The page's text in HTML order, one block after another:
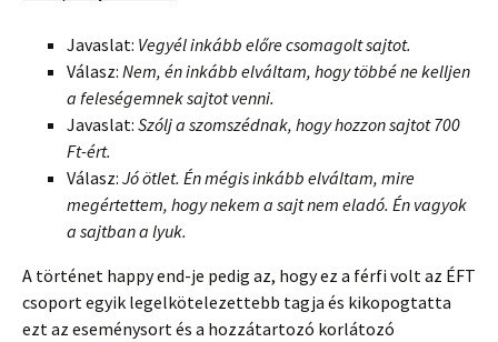
Javaslat: Vegyél inkább előre csomagolt sajtot.
Válasz: Nem, én inkább elváltam, hogy többé ne kelljen
a feleségemnek sajtot venni.
Javaslat: Szólj a szomszédnak, hogy hozzon sajtot 700
Ft-ért.
Válasz: Jó ötlet. Én mégis inkább elváltam, mire
megértettem, hogy nekem a sajt nem eladó. Én vagyok
a sajtban a lyuk.
A történet happy end-je pedig az, hogy ez a férfi volt az ÉFT
csoport egyik legelkötelezettebb tagja és kikopogtatta
ezt az eseménysort és a hozzátartozó korlátozó